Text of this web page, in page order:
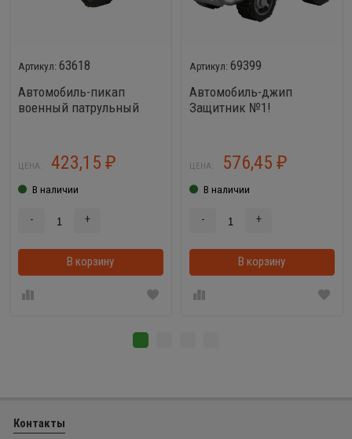
63618
Автомобиль-пикап
военный патрульный
ЦЕНА: 423,15 ₽
В наличии
- +
В корзину В корзинке
69399
Автомобиль-джип
Защитник №1!
ЦЕНА: 576,45 ₽
В наличии
- +
В корзину
Контакты